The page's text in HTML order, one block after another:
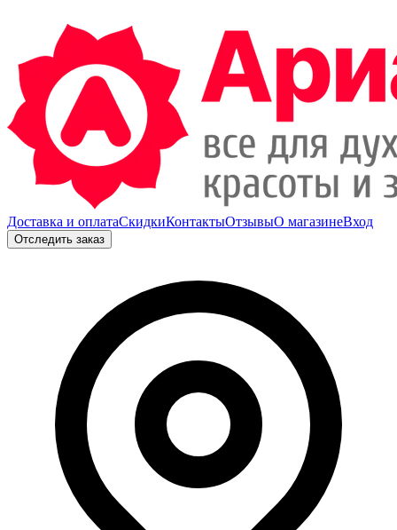
Доставка и оплатаСкидкиКонтактыОтзывыО магазинеВход
Отследить заказ